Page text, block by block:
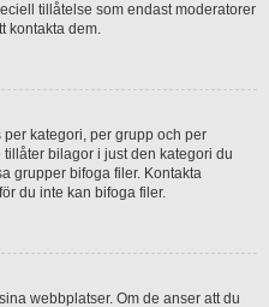
tillåtelse som endast moderatorer
kontakta dem.
kategori, per grupp och per
bilagor i just den kategori du
grupper bifoga filer. Kontakta
du inte kan bifoga filer.
webbplatser. Om de anser att du